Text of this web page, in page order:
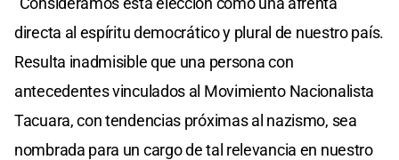
directa al espíritu democrático y plural de nuestro país.
Resulta inadmisible que una persona con
antecedentes vinculados al Movimiento Nacionalista
Tacuara, con tendencias próximas al nazismo, sea
nombrada para un cargo de tal relevancia en nuestro